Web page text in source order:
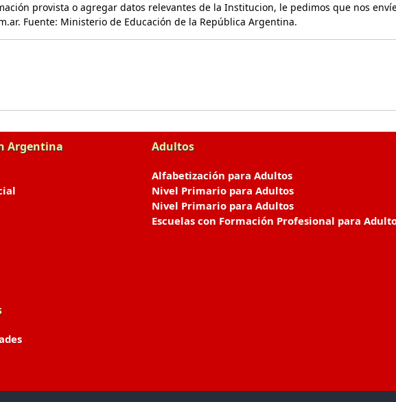
provista o agregar datos relevantes de la Institucion, le pedimos que nos
Fuente: Ministerio de Educación de la República Argentina.
Argentina Adultos
Alfabetización para Adultos
Nivel Primario para Adultos
Nivel Primario para Adultos
Escuelas con Formación Profesional para